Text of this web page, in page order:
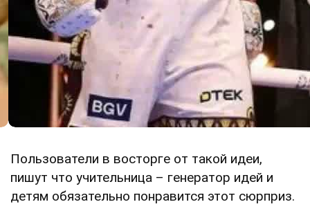
Пользователи в восторге от такой идеи,
пишут что учительница – генератор идей и
детям обязательно понравится этот сюрприз.